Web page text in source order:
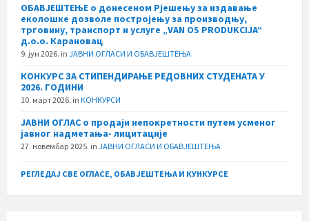
ОБАВЈЕШТЕЊЕ о донесеном Рјешењу за издавање
еколошке дозволе постројењу за производњу,
трговину, транспорт и услуге „VAN OS PRODUKCIJA“
д.о.о. Карановац
9. јун 2026. in ЈАВНИ ОГЛАСИ И ОБАВЈЕШТЕЊА
КОНКУРС ЗА СТИПЕНДИРАЊЕ РЕДОВНИХ СТУДЕНАТА У
2026. ГОДИНИ
10. март 2026. in КОНКУРСИ
ЈАВНИ ОГЛАС о продаји непокретности путем усменог
јавног надметања- лицитације
27. новембар 2025. in ЈАВНИ ОГЛАСИ И ОБАВЈЕШТЕЊА
РЕГЛЕДАЈ СВЕ ОГЛАСЕ, ОБАВЈЕШТЕЊА И КУНКУРСЕ